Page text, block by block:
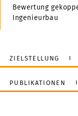
Bewertung
Ingenieurbau
ZIELSTELLUNG
PUBLIKATIONEN